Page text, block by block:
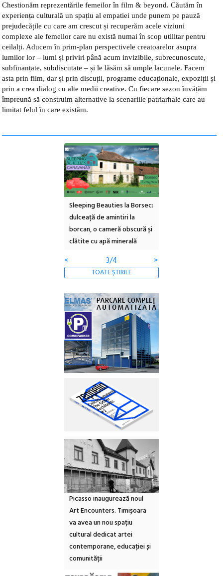
Chestionăm reprezentările femeilor în film & beyond. Căutăm în
experiența culturală un spațiu al empatiei unde punem pe pauză
prejudecățile cu care am crescut și recuperăm acele viziuni
complexe ale femeilor care nu există numai în scop utilitar pentru
ceilalți. Aducem în prim-plan perspectivele creatoarelor asupra
lumilor lor – lumi și priviri până acum invizibile, subrecunoscute,
subfinanțate, subdiscutate – și le lăsăm să umple lacunele. Facem
asta prin film, dar și prin discuții, programe educaționale, expoziții și
prin a crea dialog cu alte medii creative. Cu fiecare sezon învățăm
împreună să construim alternative la scenariile patriarhale care au
limitat felul în care existăm.
Sleeping Beauties la Borsec:
dulceață de amintiri la
borcan, o cameră obscură și
clătite cu apă minerală
<
3/4 >
TOATE ȘTIRILE
Picasso inaugurează noul
Art Encounters. Timișoara
va avea un nou spațiu
cultural dedicat artei
contemporane, educației și
comunității